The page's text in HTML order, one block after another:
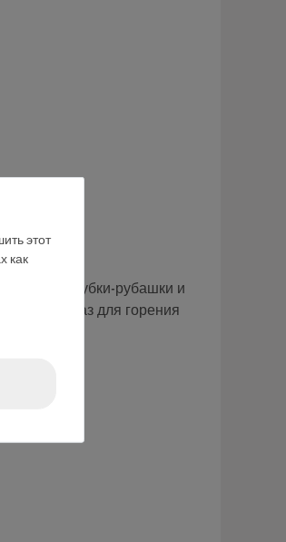
трубки-рубашки и
Газ для горения
этот
как